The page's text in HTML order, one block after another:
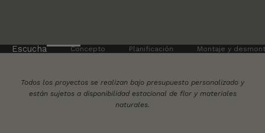
Escucha Concepto Planificación Montaje y
Todos los proyectos se realizan bajo presupuesto personalizado y
están sujetos a disponibilidad estacional de flor y materiales
naturales.